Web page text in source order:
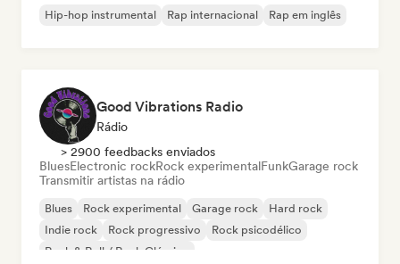
Hip-hop instrumental
Rap internacional Rap em inglês
Good Vibrations Radio
Rádio
> 2900 feedbacks enviados
BluesElectronic rockRock experimentalFunkGarage rock
Transmitir artistas na rádio
Blues Rock experimental Garage rock
Hard rock
Indie rock
Rock progressivo
Rock psicodélico
Rock & Roll / Rock Clássico